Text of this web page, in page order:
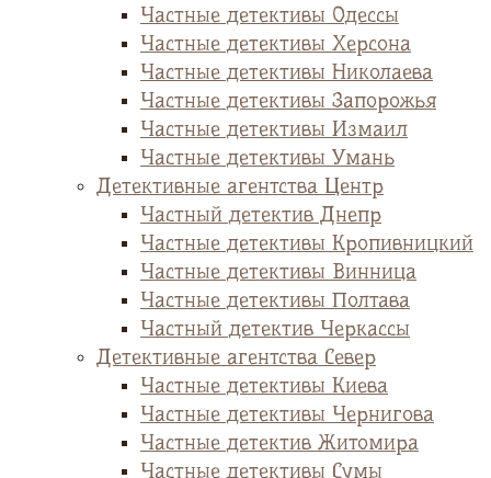
Частные детективы Одессы
Частные детективы Херсона
Частные детективы Николаева
Частные детективы Запорожья
Частные детективы Измаил
Частные детективы Умань
Детективные агентства Центр
Частный детектив Днепр
Частные детективы Кропивницкий
Частные детективы Винница
Частные детективы Полтава
Частный детектив Черкассы
Детективные агентства Север
Частные детективы Киева
Частные детективы Чернигова
Частные детектив Житомира
Частные детективы Сумы